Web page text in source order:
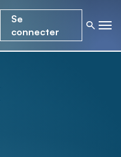
Se
connecter